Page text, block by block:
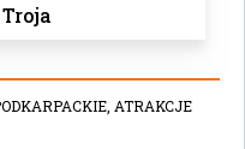
ATRAKCJE